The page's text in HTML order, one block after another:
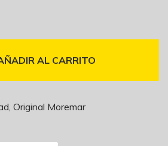
AL CARRITO
Original Moremar